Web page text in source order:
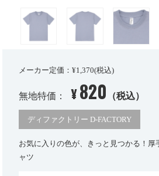
メーカー定価：¥1,370(税込)
無地特価： ¥820 （税込）
ディファクトリー D-FACTORY
お気に入りの色が、きっと見つかる！厚
ャツ